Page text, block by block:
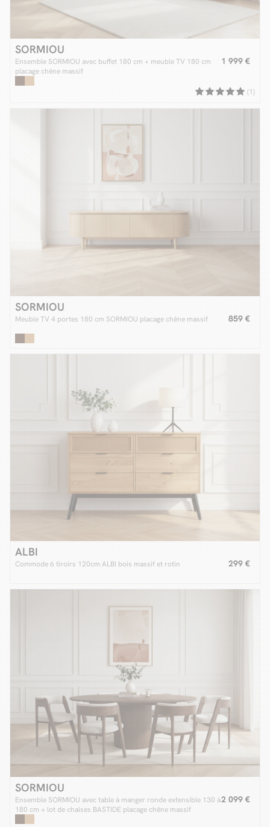
SORMIOU
Ensemble SORMIOU avec buffet 180 cm + meuble TV 180 cm
placage chêne massif
1 999 €
(1)
SORMIOU
Meuble TV 4 portes 180 cm SORMIOU placage chêne massif 859 €
ALBI
Commode 6 tiroirs 120cm ALBI bois massif et rotin 299 €
SORMIOU
Ensemble SORMIOU avec table à manger ronde extensible 130 à
180 cm + lot de chaises BASTIDE placage chêne massif
2 099 €